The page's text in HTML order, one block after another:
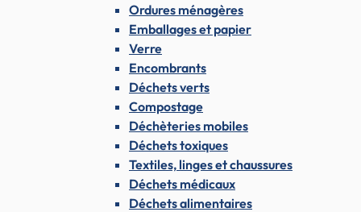
Ordures ménagères
Emballages et papier
Verre
Encombrants
Déchets verts
Compostage
Déchèteries mobiles
Déchets toxiques
Textiles, linges et chaussures
Déchets médicaux
Déchets alimentaires